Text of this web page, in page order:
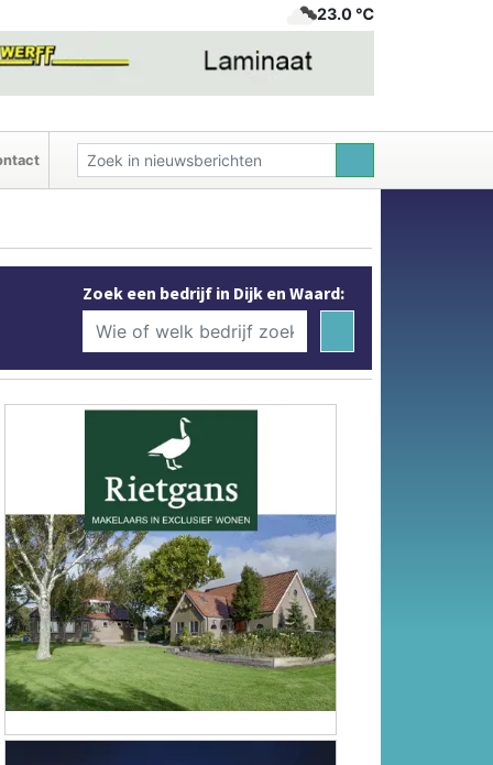
23.0 ℃
Zoek een bedrijf in Dijk en Waard: